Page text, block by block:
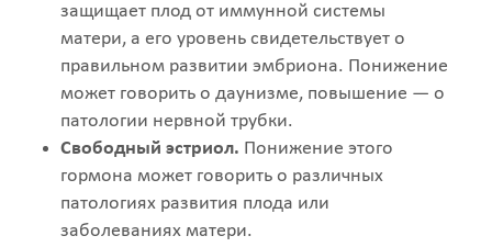
защищает плод от иммунной системы
матери, а его уровень свидетельствует о
правильном развитии эмбриона. Понижение
может говорить о даунизме, повышение — о
патологии нервной трубки.
Свободный эстриол. Понижение этого
гормона может говорить о различных
патологиях развития плода или
заболеваниях матери.